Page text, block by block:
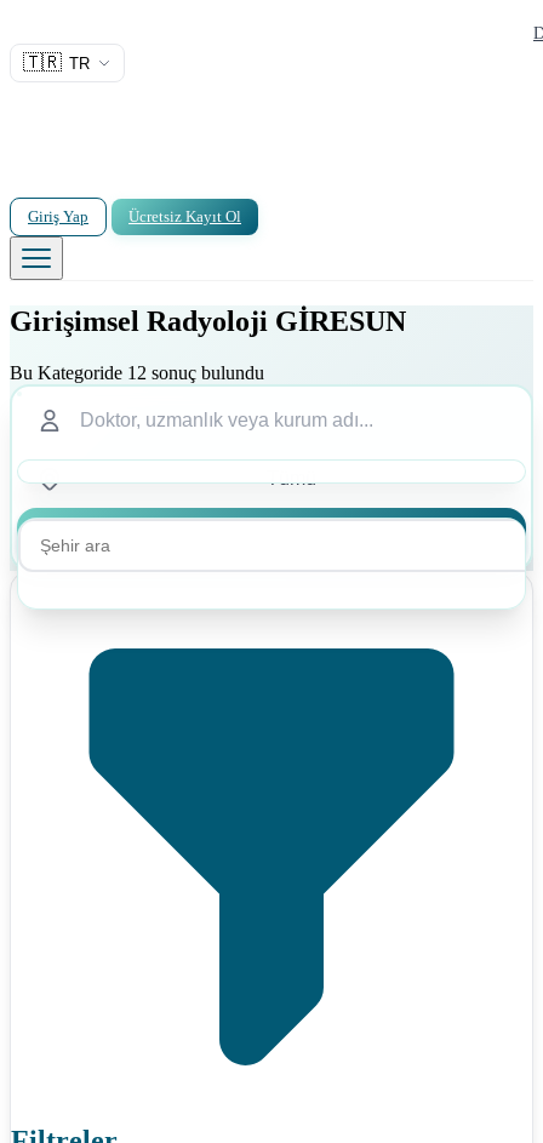
🇹🇷 TR
Giriş Yap Ücretsiz Kayıt Ol
Girişimsel Radyoloji GİRESUN
Bu Kategoride 12 sonuç bulundu